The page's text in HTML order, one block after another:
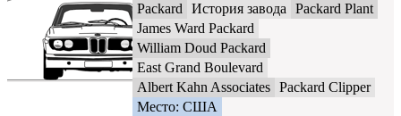
Packard История завода
Packard Plant
James Ward Packard
William Doud Packard
East Grand Boulevard
Albert Kahn Associates Packard Clipper
Место: США